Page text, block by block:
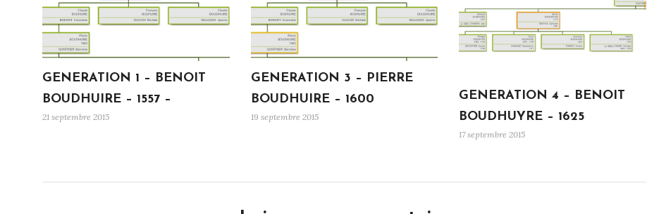
GENERATION 1 – BENOIT
BOUDHUIRE – 1557 –
21 septembre 2015
GENERATION 3 – PIERRE
BOUDHUIRE – 1600
19 septembre 2015
GENERATION 4 – BENOIT
BOUDHUYRE – 1625
17 septembre 2015